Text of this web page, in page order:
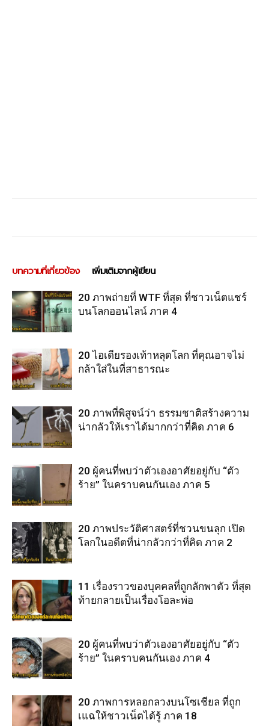
บทความที่เกี่ยวข้อง เพิ่มเติมจากผู้เขียน
20 ภาพถ่ายที่ WTF ที่สุด ที่ชาวเน็ตแชร์
บนโลกออนไลน์ ภาค 4
20 ไอเดียรองเท้าหลุดโลก ที่คุณอาจไม่
กล้าใส่ในที่สาธารณะ
20 ภาพที่พิสูจน์ว่า ธรรมชาติสร้างความ
น่ากลัวให้เราได้มากกว่าที่คิด ภาค 6
20 ผู้คนที่พบว่าตัวเองอาศัยอยู่กับ “ตัว
ร้าย” ในคราบคนกันเอง ภาค 5
20 ภาพประวัติศาสตร์ที่ชวนขนลุก เปิด
โลกในอดีตที่น่ากลัวกว่าที่คิด ภาค 2
11 เรื่องราวของบุคคลที่ถูกลักพาตัว ที่สุด
ท้ายกลายเป็นเรื่องโอละพ่อ
20 ผู้คนที่พบว่าตัวเองอาศัยอยู่กับ “ตัว
ร้าย” ในคราบคนกันเอง ภาค 4
20 ภาพการหลอกลวงบนโซเชียล ที่ถูก
เแฉให้ชาวเน็ตได้รู้ ภาค 18